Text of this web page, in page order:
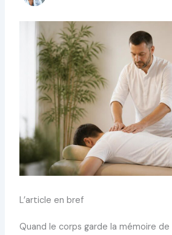
L’article en bref
Quand le corps garde la mémoire